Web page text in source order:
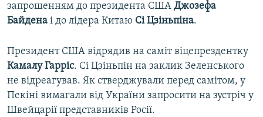
запрошенням до президента США Джозефа
Байдена і до лідера Китаю Сі Цзіньпіна.
Президент США відрядив на саміт віцепрездентку
Камалу Гарріс. Сі Цзіньпін на заклик Зеленського
не відреагував. Як стверджували перед самітом, у
Пекіні вимагали від України запросити на зустріч у
Швейцарії представників Росії.